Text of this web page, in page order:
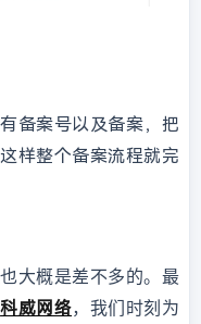
备案号以及备案，把
样整个备案流程就完
大概是差不多的。最
科威网络，我们时刻为